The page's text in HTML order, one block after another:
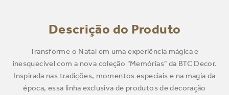
Descrição do Produto
Transforme o Natal em uma experiência mágica e
inesquecível com a nova coleção "Memórias" da BTC Decor.
Inspirada nas tradições, momentos especiais e na magia da
época, essa linha exclusiva de produtos de decoração